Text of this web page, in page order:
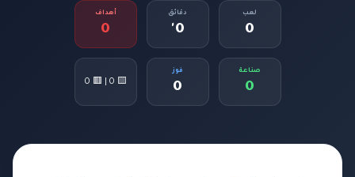
لعب
0
دقائق
0'
أهداف
0
صناعة
0
فوز
0
🟨 0 | 🟥 0